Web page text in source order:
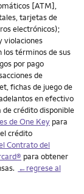
[ATM],
tarjetas de
electrónicos);
violaciones
los términos de sus
por pago
de
fichas de juego de
en efectivo
crédito disponible
de One Key para
crédito
Contrato del
para obtener
←regrese al